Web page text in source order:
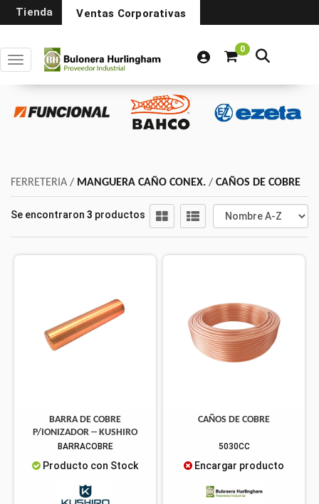
Tienda Ventas Corporativas
0
Toggle navigation
FERRETERIA / MANGUERA CAÑO CONEX. / CAÑOS DE COBRE
Se encontraron 3 productos
BARRA DE COBRE
P/IONIZADOR -- KUSHIRO
BARRACOBRE
Producto con Stock
CAÑOS DE COBRE
5030CC
Encargar producto